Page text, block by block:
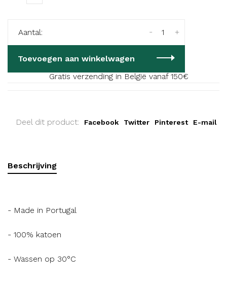
Aantal: +
-
Toevoegen aan winkelwagen
Gratis verzending in België vanaf 150€
Deel dit product: Facebook Twitter Pinterest E-mail
Beschrijving
- Made in Portugal
- 100% katoen
- Wassen op 30°C